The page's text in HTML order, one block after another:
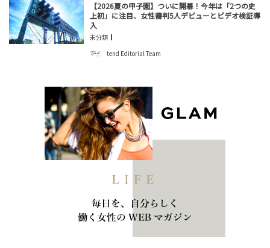
【2026夏の甲子園】ついに開幕！今年は「2つの史
上初」に注目、女性審判5人デビューとビデオ検証導
入
未分類
tend Editorial Team